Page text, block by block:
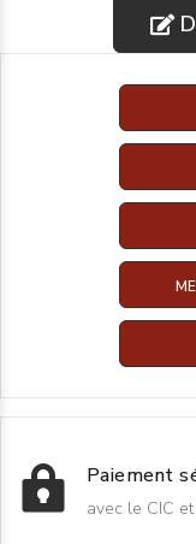
Paiement
avec le CIC